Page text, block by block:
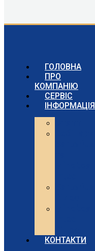
ГОЛОВНА
ПРО
КОМПАНІЮ
СЕРВІС
ІНФОРМАЦІЯ
КОНТАКТИ